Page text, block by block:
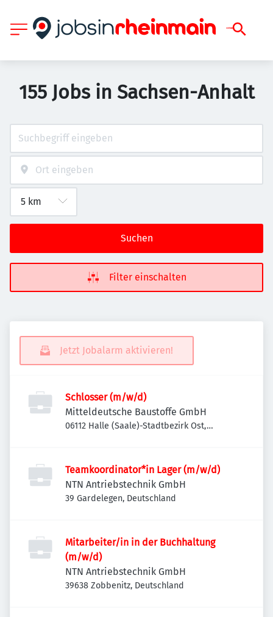
155 Jobs in Sachsen-Anhalt
Suchen
Filter einschalten
Jetzt Jobalarm aktivieren!
Schlosser (m/w/d)
Mitteldeutsche Baustoffe GmbH
06112 Halle (Saale)-Stadtbezirk Ost,
Teamkoordinator*in Lager (m/w/d)
NTN Antriebstechnik GmbH
39 Gardelegen, Deutschland
Mitarbeiter/in in der Buchhaltung
(m/w/d)
NTN Antriebstechnik GmbH
39638 Zobbenitz, Deutschland